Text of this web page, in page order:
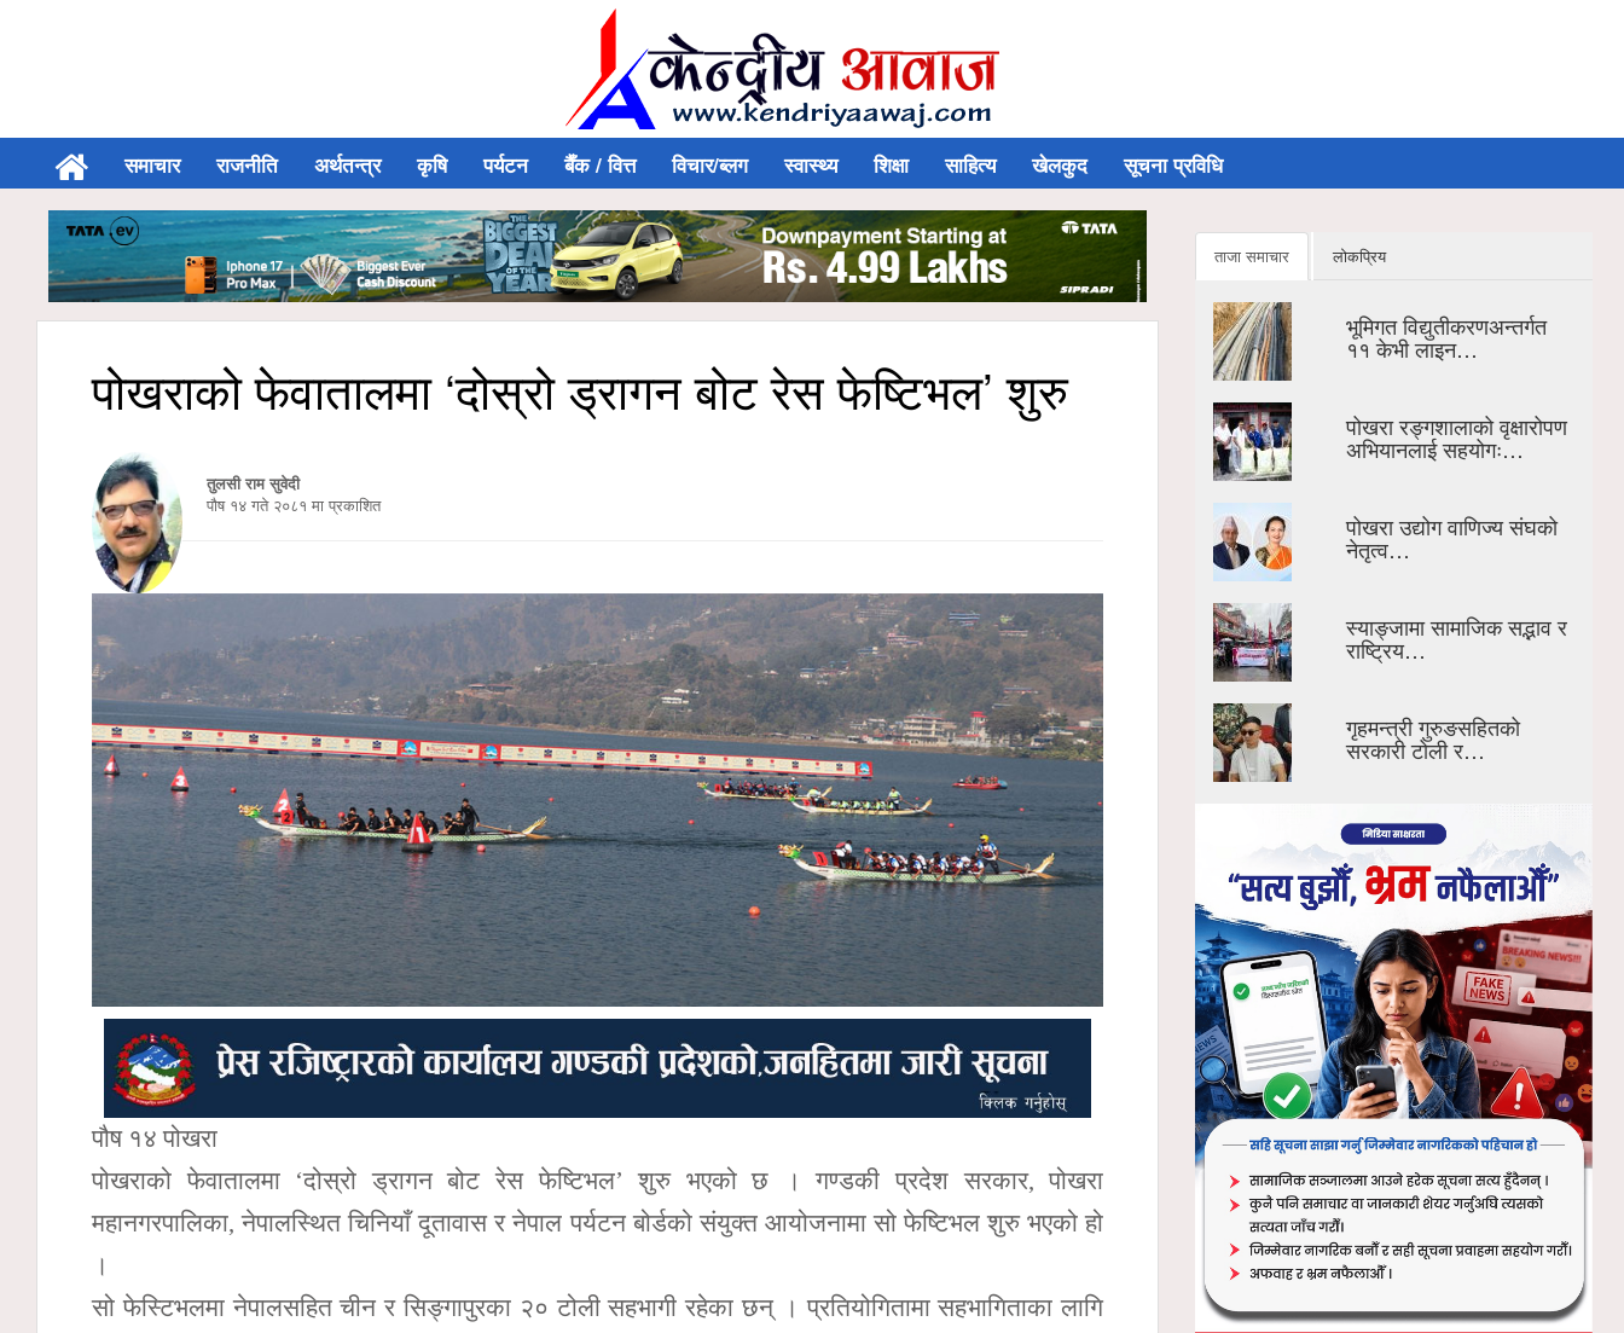
समाचार राजनीति अर्थतन्त्र कृषि पर्यटन बैँक / वित्त विचार/ब्लग स्वास्थ्य शिक्षा साहित्य खेलकुद सूचना प्रविधि
पोखराको फेवातालमा ‘दोस्रो ड्रागन बोट रेस फेष्टिभल’ शुरु
तुलसी राम सुवेदी
पौष १४ गते २०८१ मा प्रकाशित
पौष १४ पोखरा
पोखराको फेवातालमा ‘दोस्रो ड्रागन बोट रेस फेष्टिभल’ शुरु भएको छ । गण्डकी प्रदेश सरकार, पोखरा
महानगरपालिका, नेपालस्थित चिनियाँ दूतावास र नेपाल पर्यटन बोर्डको संयुक्त आयोजनामा सो फेष्टिभल शुरु भएको हो
।
सो फेस्टिभलमा नेपालसहित चीन र सिङ्गापुरका २० टोली सहभागी रहेका छन् । प्रतियोगितामा सहभागिताका लागि
ताजा समाचार लोकप्रिय
भूमिगत विद्युतीकरणअन्तर्गत
११ केभी लाइन…
पोखरा रङ्गशालाको वृक्षारोपण
अभियानलाई सहयोगः…
पोखरा उद्योग वाणिज्य संघको
नेतृत्व…
स्याङ्जामा सामाजिक सद्भाव र
राष्ट्रिय…
गृहमन्त्री गुरुङसहितको
सरकारी टोली र…